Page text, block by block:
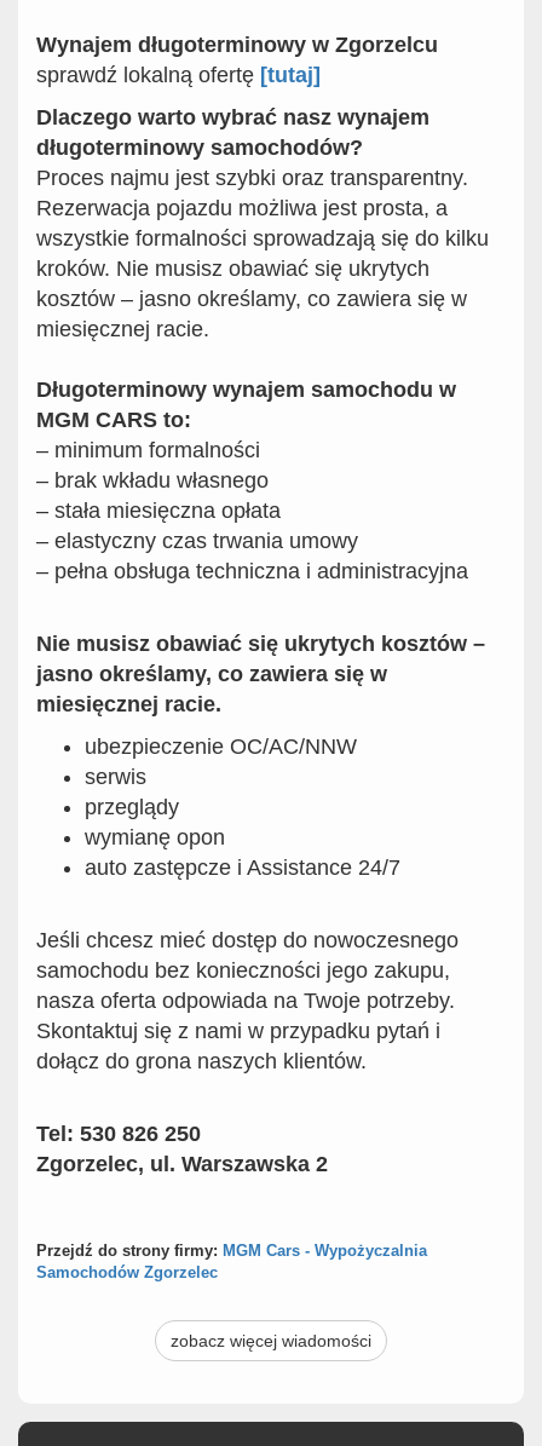
Wynajem długoterminowy w Zgorzelcu
sprawdź lokalną ofertę [tutaj]
Dlaczego warto wybrać nasz wynajem
długoterminowy samochodów?
Proces najmu jest szybki oraz transparentny.
Rezerwacja pojazdu możliwa jest prosta, a
wszystkie formalności sprowadzają się do kilku
kroków. Nie musisz obawiać się ukrytych
kosztów – jasno określamy, co zawiera się w
miesięcznej racie.
Długoterminowy wynajem samochodu w
MGM CARS to:
– minimum formalności
– brak wkładu własnego
– stała miesięczna opłata
– elastyczny czas trwania umowy
– pełna obsługa techniczna i administracyjna
Nie musisz obawiać się ukrytych kosztów –
jasno określamy, co zawiera się w
miesięcznej racie.
ubezpieczenie OC/AC/NNW
serwis
przeglądy
wymianę opon
auto zastępcze i Assistance 24/7
Jeśli chcesz mieć dostęp do nowoczesnego
samochodu bez konieczności jego zakupu,
nasza oferta odpowiada na Twoje potrzeby.
Skontaktuj się z nami w przypadku pytań i
dołącz do grona naszych klientów.
Tel: 530 826 250
Zgorzelec, ul. Warszawska 2
Przejdź do strony firmy: MGM Cars - Wypożyczalnia
Samochodów Zgorzelec
zobacz więcej wiadomości